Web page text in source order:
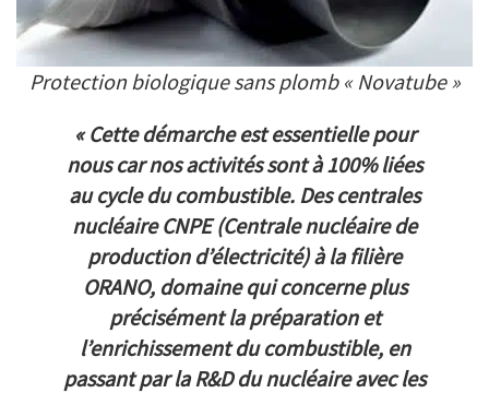
Protection biologique sans plomb « Novatube »
« Cette démarche est essentielle pour
nous car nos activités sont à 100% liées
au cycle du combustible. Descentrales
nucléaire CNPE (Centrale nucléaire de
production d’électricité) à la filière
ORANO, domaine qui concerne plus
précisément la préparation et
l’enrichissement du combustible, en
passant par la R&D du nucléaire avec les